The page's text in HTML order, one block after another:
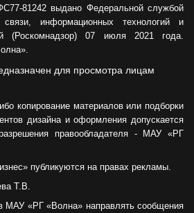
81242 выдано Федеральной службой
информационных технологий и
(Роскомнадзор) 07 июля 2021 года.
для просмотра лицам
копирование материалов или подборки
дизайна и оформления допускается
правообладателя - МАУ «РГ
публикуются на правах рекламы.
Т.В.
МАУ «РГ «Волна» направлять сообщения